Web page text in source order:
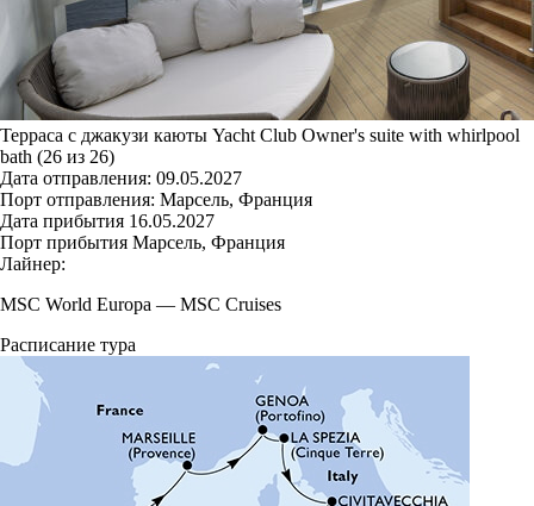
Терраса с джакузи каюты Yacht Club Owner's suite with whirlpool
bath (26 из 26)
Дата отправления: 09.05.2027
Порт отправления: Марсель, Франция
Дата прибытия 16.05.2027
Порт прибытия Марсель, Франция
Лайнер:
MSC World Europa — MSC Cruises
Расписание тура